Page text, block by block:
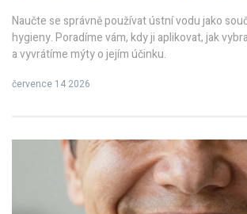
Naučte se správně používat ústní vodu jako
hygieny. Poradíme vám, kdy ji aplikovat, jak
a vyvrátíme mýty o jejím účinku.
července 14 2026